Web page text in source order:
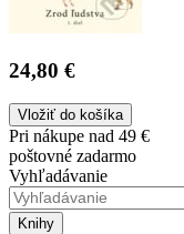
24,80 €
Vložiť do košíka
Pri nákupe nad 49 €
poštovné zadarmo
Vyhľadávanie
Knihy